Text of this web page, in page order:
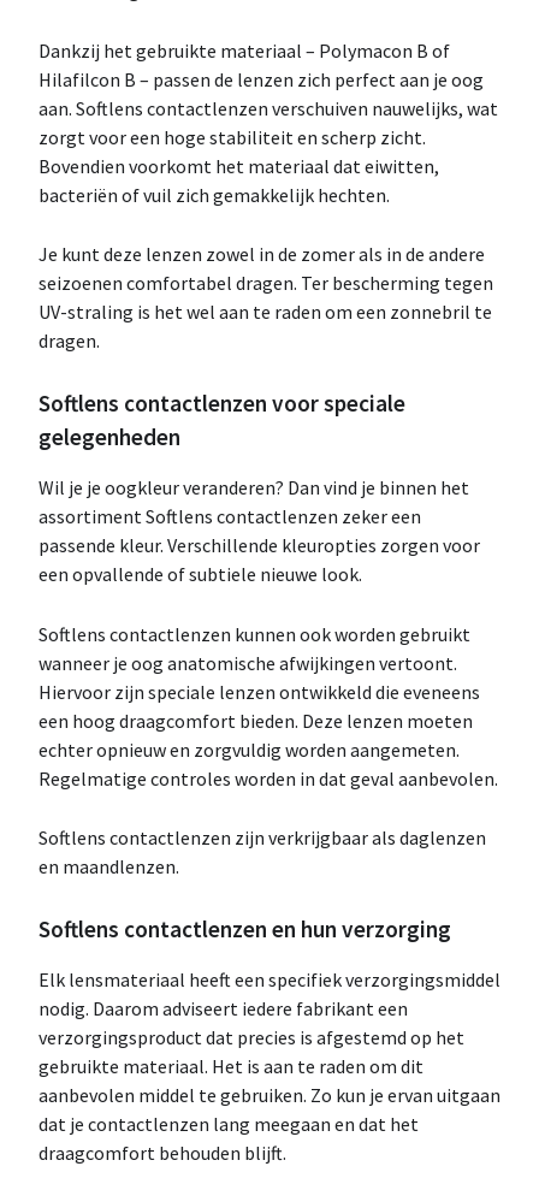
Dankzij het gebruikte materiaal – Polymacon B of
Hilafilcon B – passen de lenzen zich perfect aan je oog
aan. Softlens contactlenzen verschuiven nauwelijks, wat
zorgt voor een hoge stabiliteit en scherp zicht.
Bovendien voorkomt het materiaal dat eiwitten,
bacteriën of vuil zich gemakkelijk hechten.
Je kunt deze lenzen zowel in de zomer als in de andere
seizoenen comfortabel dragen. Ter bescherming tegen
UV-straling is het wel aan te raden om een zonnebril te
dragen.
Softlens contactlenzen voor speciale
gelegenheden
Wil je je oogkleur veranderen? Dan vind je binnen het
assortiment Softlens contactlenzen zeker een
passende kleur. Verschillende kleuropties zorgen voor
een opvallende of subtiele nieuwe look.
Softlens contactlenzen kunnen ook worden gebruikt
wanneer je oog anatomische afwijkingen vertoont.
Hiervoor zijn speciale lenzen ontwikkeld die eveneens
een hoog draagcomfort bieden. Deze lenzen moeten
echter opnieuw en zorgvuldig worden aangemeten.
Regelmatige controles worden in dat geval aanbevolen.
Softlens contactlenzen zijn verkrijgbaar als daglenzen
en maandlenzen.
Softlens contactlenzen en hun verzorging
Elk lensmateriaal heeft een specifiek verzorgingsmiddel
nodig. Daarom adviseert iedere fabrikant een
verzorgingsproduct dat precies is afgestemd op het
gebruikte materiaal. Het is aan te raden om dit
aanbevolen middel te gebruiken. Zo kun je ervan uitgaan
dat je contactlenzen lang meegaan en dat het
draagcomfort behouden blijft.